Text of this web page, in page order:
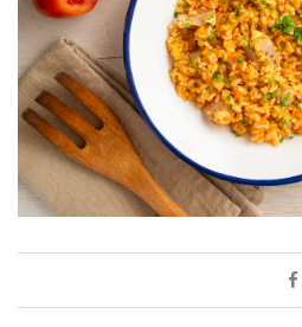
“LA VIDA ÉS COM LA MAR:
NOVETATS
EL CLÀSSIC | ELS 3
()